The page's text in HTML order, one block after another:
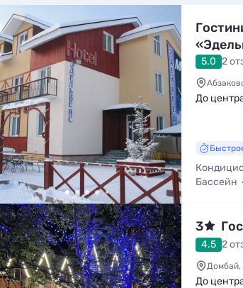
5.0 2
До
Бассейн
3
4.5 2
Домбай,
До